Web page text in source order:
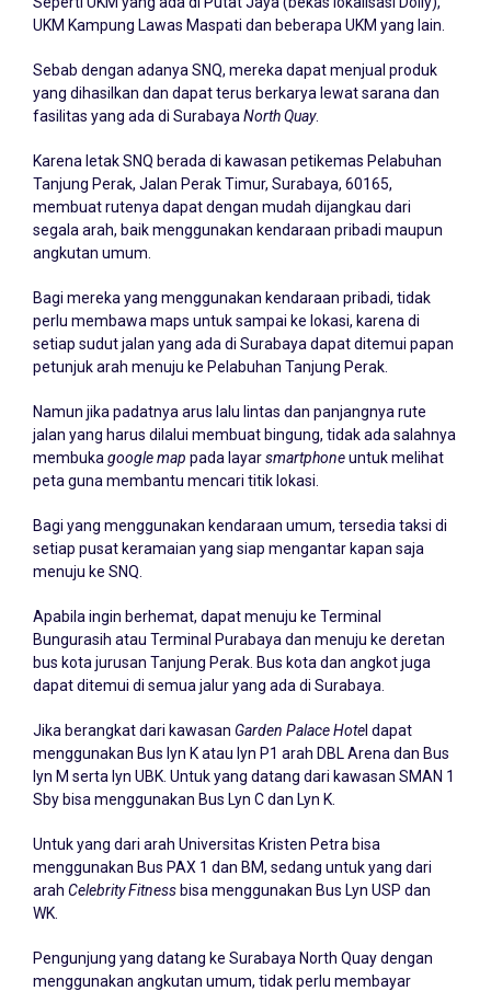
UKM Kampung Lawas Maspati dan beberapa UKM yang lain.
Sebab dengan adanya SNQ, mereka dapat menjual produk
yang dihasilkan dan dapat terus berkarya lewat sarana dan
fasilitas yang ada di Surabaya North Quay.
Karena letak SNQ berada di kawasan petikemas Pelabuhan
Tanjung Perak, Jalan Perak Timur, Surabaya, 60165,
membuat rutenya dapat dengan mudah dijangkau dari
segala arah, baik menggunakan kendaraan pribadi maupun
angkutan umum.
Bagi mereka yang menggunakan kendaraan pribadi, tidak
perlu membawa maps untuk sampai ke lokasi, karena di
setiap sudut jalan yang ada di Surabaya dapat ditemui papan
petunjuk arah menuju ke Pelabuhan Tanjung Perak.
Namun jika padatnya arus lalu lintas dan panjangnya rute
jalan yang harus dilalui membuat bingung, tidak ada salahnya
membuka google map pada layarsmartphoneuntuk melihat
peta guna membantu mencari titik lokasi.
Bagi yang menggunakan kendaraan umum, tersedia taksi di
setiap pusat keramaian yang siap mengantar kapan saja
menuju ke SNQ.
Apabila ingin berhemat, dapat menuju ke Terminal
Bungurasih atau Terminal Purabaya dan menuju ke deretan
bus kota jurusan Tanjung Perak. Bus kota dan angkot juga
dapat ditemui di semua jalur yang ada di Surabaya.
Jika berangkat dari kawasan Garden Palace Hote l dapat
menggunakan Bus lyn K atau lyn P1 arah DBL Arena dan Bus
lyn M serta lyn UBK. Untuk yang datang dari kawasan SMAN 1
Sby bisa menggunakan Bus Lyn C dan Lyn K.
Untuk yang dari arah Universitas Kristen Petra bisa
menggunakan Bus PAX 1 dan BM, sedang untuk yang dari
arah Celebrity Fitness bisa menggunakan Bus Lyn USP dan
WK.
Pengunjung yang datang ke Surabaya North Quay dengan
menggunakan angkutan umum, tidak perlu membayar